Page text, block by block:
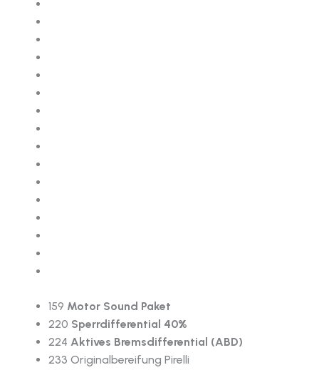
159 Motor Sound Paket
220 Sperrdifferential 40%
224 Aktives Bremsdifferential (ABD)
233 Originalbereifung Pirelli